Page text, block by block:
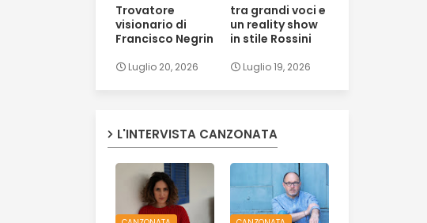
Trovatore
visionario di
Francisco Negrin
Luglio 20, 2026
tra grandi voci e
un reality show
in stile Rossini
Luglio 19, 2026
L'INTERVISTA CANZONATA